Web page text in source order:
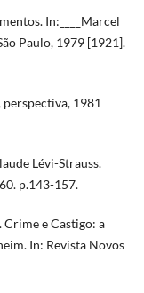
In:____Marcel
Paulo, 1979 [1921].
perspectiva, 1981
Lévi-Strauss.
p.143-157.
e Castigo: a
In: Revista Novos